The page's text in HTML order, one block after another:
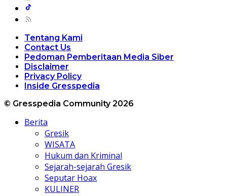
Tentang Kami
Contact Us
Pedoman Pemberitaan Media Siber
Disclaimer
Privacy Policy
Inside Gresspedia
© Gresspedia Community 2026
Berita
Gresik
WISATA
Hukum dan Kriminal
Sejarah-sejarah Gresik
Seputar Hoax
KULINER